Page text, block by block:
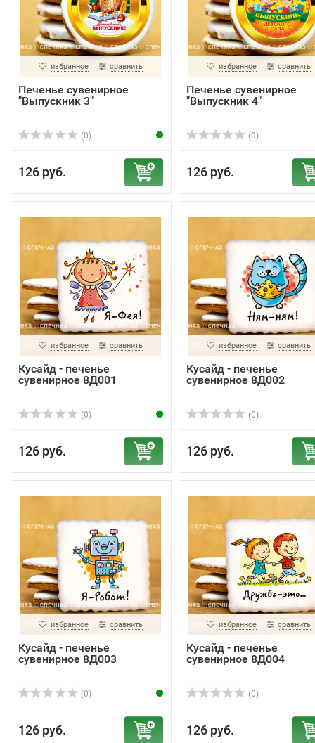
избранное сравнить
Печенье сувенирное
"Выпускник 3"
(0)
126 руб.
избранное сравнить
Печенье сувенирное
"Выпускник 4"
(0)
126 руб.
избранное сравнить
Кусайд - печенье
сувенирное 8Д001
(0)
126 руб.
избранное сравнить
Кусайд - печенье
сувенирное 8Д002
(0)
126 руб.
избранное сравнить
Кусайд - печенье
сувенирное 8Д003
(0)
126 руб.
избранное сравнить
Кусайд - печенье
сувенирное 8Д004
(0)
126 руб.